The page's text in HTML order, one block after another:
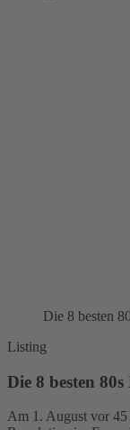
Die 8 besten
Listing
Die 8 besten
Am 1. August vor 45